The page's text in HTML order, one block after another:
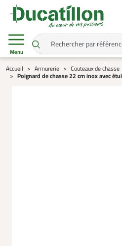
Menu
Accueil Armurerie Couteaux de chasse
Poignard de chasse 22 cm inox avec